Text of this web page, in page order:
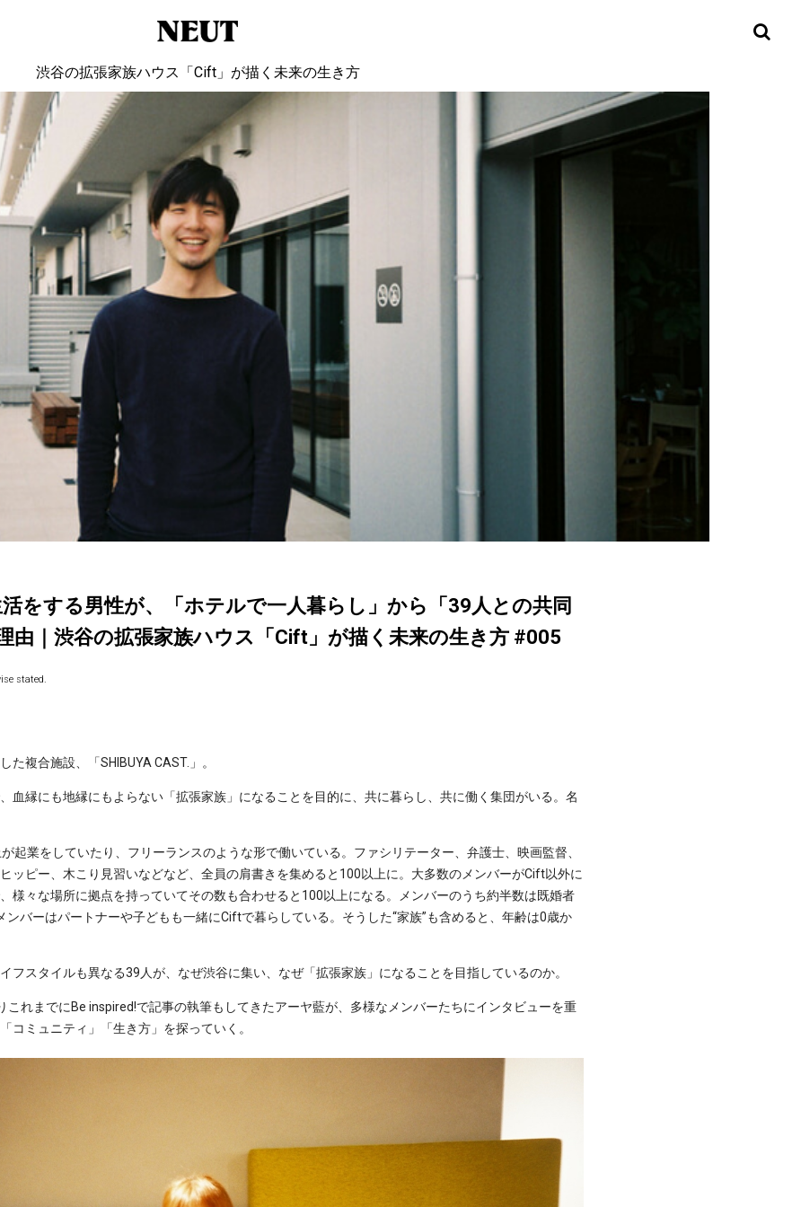
渋谷の拡張家族ハウス「Cift」が描く未来の生き方
をする男性が、「ホテルで一人暮らし」から「39人との共同
由｜渋谷の拡張家族ハウス「Cift」が描く未来の生き方 #005
stated.
複合施設、「SHIBUYA CAST.」。
血縁にも地縁にもよらない「拡張家族」になることを目的に、共に暮らし、共に働く集団がいる。名
起業をしていたり、フリーランスのような形で働いている。ファシリテーター、弁護士、映画監督、
ッピー、木こり見習いなどなど、全員の肩書きを集めると100以上に。大多数のメンバーがCift以外に
様々な場所に拠点を持っていてその数も合わせると100以上になる。メンバーのうち約半数は既婚者
ンバーはパートナーや子どもも一緒にCiftで暮らしている。そうした“家族”も含めると、年齢は0歳か
フスタイルも異なる39人が、なぜ渋谷に集い、なぜ「拡張家族」になることを目指しているのか。
れまでにBe inspired!で記事の執筆もしてきたアーヤ藍が、多様なメンバーたちにインタビューを重
コミュニティ」「生き方」を探っていく。